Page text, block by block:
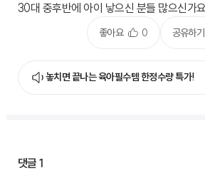
30대 중후반에 아이 낳으신 분들 많으신가
좋아요 0 공유하기
놓치면 끝나는 육아필수템 한정수량 특가!
댓글1